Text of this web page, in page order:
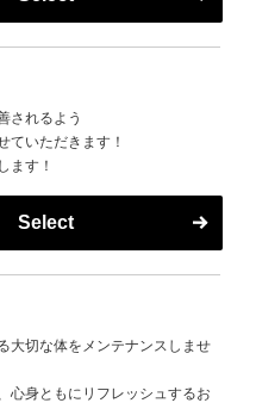
されるよう
ていただきます！
ます！
Select
大切な体をメンテナンスしませ
心身ともにリフレッシュするお